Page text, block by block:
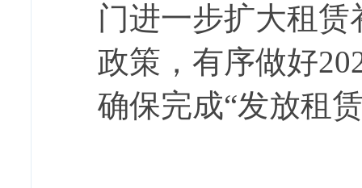
门进一步扩大租
政策，有序做好
确保完成“发放租